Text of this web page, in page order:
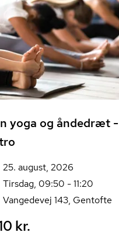
yoga og åndedræt -
25. august, 2026
Tirsdag, 09:50 - 11:20
Vangedevej 143, Gentofte
kr.